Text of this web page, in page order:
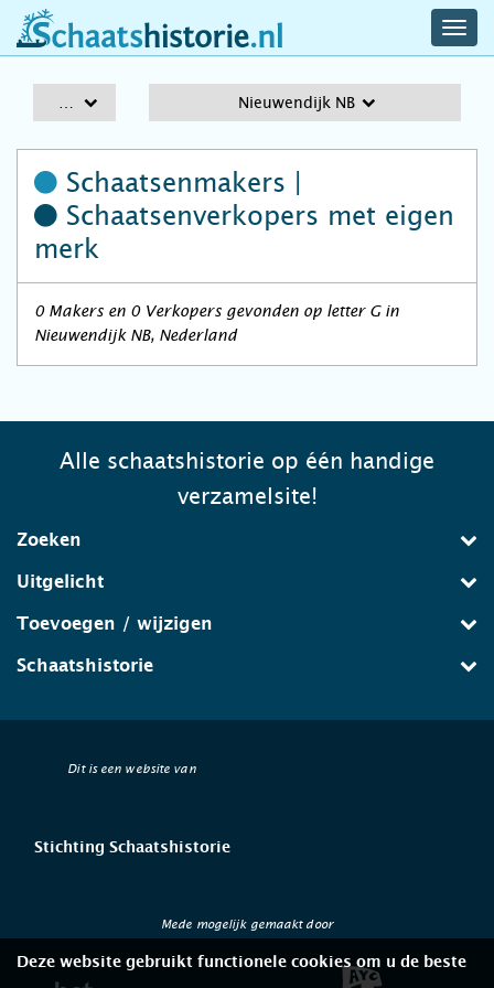
schaatshistorie.nl
Nieuwendijk NB
Schaatsenmakers |
Schaatsenverkopers met eigen
merk
0 Makers en 0 Verkopers gevonden op letter G in
Nieuwendijk NB, Nederland
Alle schaatshistorie op één handige
verzamelsite!
Zoeken
Uitgelicht
Toevoegen / wijzigen
Schaatshistorie
Dit is een website van
Stichting Schaatshistorie
Mede mogelijk gemaakt door
Deze website gebruikt functionele cookies om u de beste